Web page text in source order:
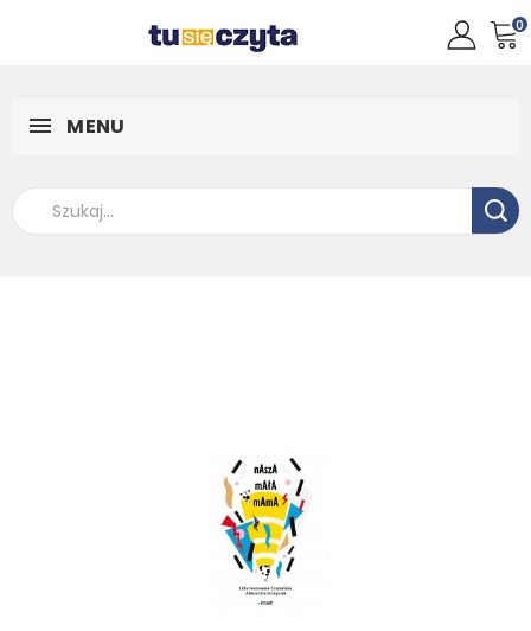
0
MENU